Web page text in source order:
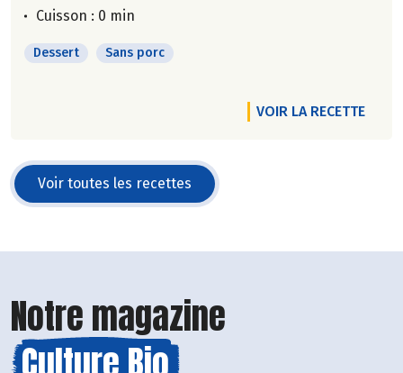
Cuisson : 0 min
Dessert Sans porc
VOIR LA RECETTE
Voir toutes les recettes
Notre magazine